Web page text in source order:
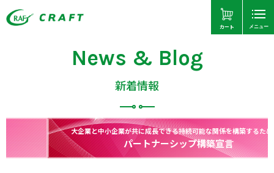
カート メニュー
News & Blog
新着情報
大企業と中小企業が共に成長できる持続可能な関係を構築するために！
パートナーシップ構築宣言